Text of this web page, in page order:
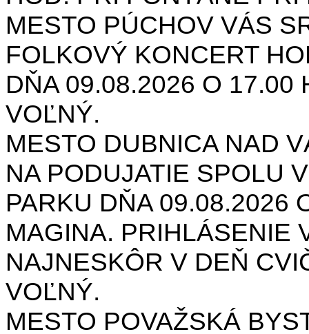
MESTO PÚCHOV VÁS
FOLKOVÝ KONCERT
DŇA 09.08.2026 O 17.00
VOĽNÝ.
MESTO DUBNICA NAD
NA PODUJATIE SPOLU
PARKU DŇA 09.08.2026
MAGINA. PRIHLÁSENIE
NAJNESKÔR V DEŇ
VOĽNÝ.
MESTO POVAŽSKÁ